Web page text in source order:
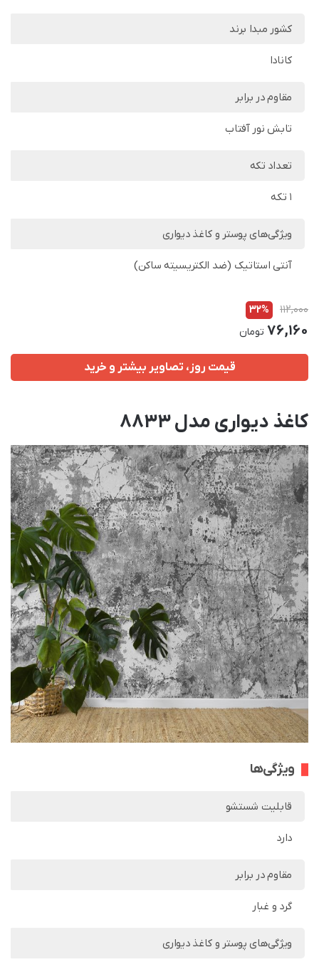
کشور مبدا برند
کانادا
مقاوم در برابر
تابش نور آفتاب
تعداد تکه
1 تکه
ویژگی‌های پوستر و کاغذ دیواری
آنتی استاتیک (ضد الکتریسیته ساکن)
112,000
32%
76,160 تومان
قیمت روز، تصاویر بیشتر و خرید
کاغذ دیواری مدل 8833
ویژگی‌ها
قابلیت شستشو
دارد
مقاوم در برابر
گرد و غبار
ویژگی‌های پوستر و کاغذ دیواری